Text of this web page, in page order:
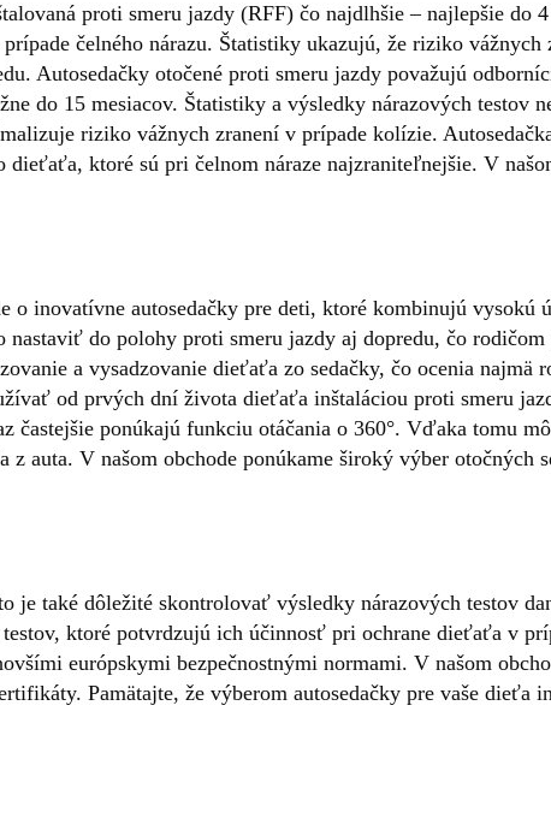
proti smeru jazdy (RFF) čo najdlhšie – najlepšie do
čelného nárazu. Štatistiky ukazujú, že riziko vážnych
Autosedačky otočené proti smeru jazdy považujú
do 15 mesiacov. Štatistiky a výsledky nárazových testov
riziko vážnych zranení v prípade kolízie.
ktoré sú pri čelnom náraze najzraniteľnejšie. V
o inovatívne autosedačky pre deti, ktoré kombinujú vysokú
do polohy proti smeru jazdy aj dopredu, čo rodičom
a vysadzovanie dieťaťa zo sedačky, čo ocenia najmä
od prvých dní života dieťaťa inštaláciou proti smeru
častejšie ponúkajú funkciu otáčania o 360°. Vďaka tomu
auta. V našom obchode ponúkame široký výber otočných
je také dôležité skontrolovať výsledky nárazových testov
ktoré potvrdzujú ich účinnosť pri ochrane dieťaťa v
európskymi bezpečnostnými normami. V našom
Pamätajte, že výberom autosedačky pre vaše dieťa